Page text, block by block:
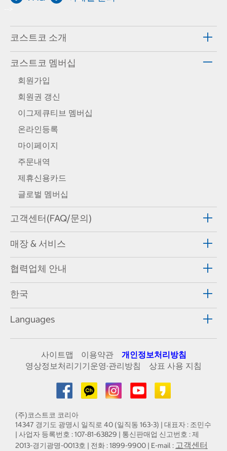
코스트코 소개
코스트코 멤버십
회원가입
회원권 갱신
이그제큐티브 멤버십
온라인등록
마이페이지
주문내역
제휴신용카드
글로벌 멤버십
고객센터(FAQ/문의)
매장 & 서비스
협력업체 안내
한국
Languages
사이트맵 이용약관
개인정보처리방침
영상정보처리기기운영·관리방침
상표 사용 지침
(주)코스트코 코리아
14347 경기도 광명시 일직로 40 (일직동 163-3) | 대표자 : 조민수
| 사업자 등록번호 : 107-81-63829 | 통신판매업 신고번호 : 제
2013-경기광명-0013호 | 전화 : 1899-9900 | E-mail : 고객센터